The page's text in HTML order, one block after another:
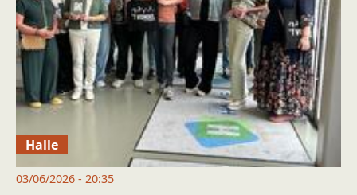
Halle
03/06/2026 - 20:35